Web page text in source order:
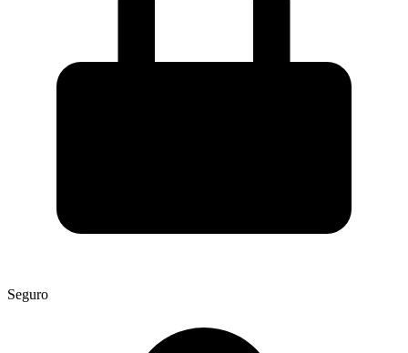
Seguro